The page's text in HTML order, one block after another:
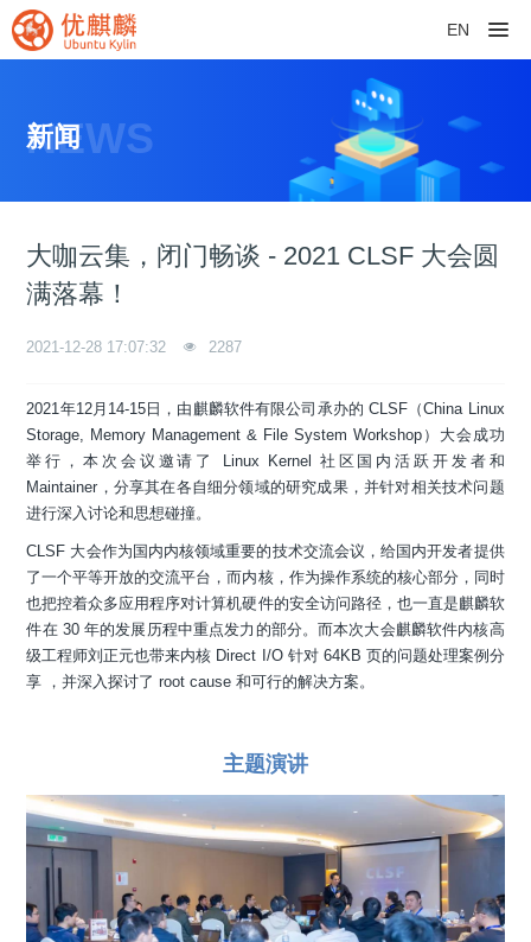
EN
NEWS
新闻
大咖云集，闭门畅谈 - 2021 CLSF 大会圆
满落幕！
2021-12-28 17:07:32 2287
2021年12月14-15日，由麒麟软件有限公司承办的 CLSF（China Linux
Storage, Memory Management & File System Workshop）大会成功
举行，本次会议邀请了 Linux Kernel 社区国内活跃开发者和
Maintainer，分享其在各自细分领域的研究成果，并针对相关技术问题
进行深入讨论和思想碰撞。
CLSF 大会作为国内内核领域重要的技术交流会议，给国内开发者提供
了一个平等开放的交流平台，而内核，作为操作系统的核心部分，同时
也把控着众多应用程序对计算机硬件的安全访问路径，也一直是麒麟软
件在 30 年的发展历程中重点发力的部分。而本次大会麒麟软件内核高
级工程师刘正元也带来内核 Direct I/O 针对 64KB 页的问题处理案例分
享 ，并深入探讨了 root cause 和可行的解决方案。
主题演讲